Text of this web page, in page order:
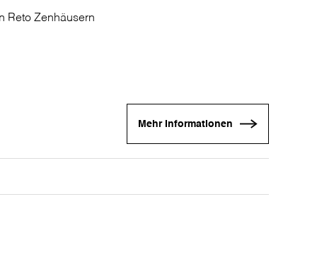
Reto Zenhäusern
Mehr Informationen